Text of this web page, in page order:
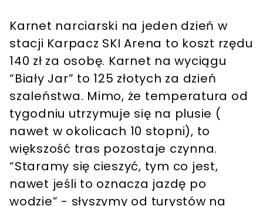
Karnet narciarski na jeden dzień w
stacji Karpacz SKI Arena to koszt rzędu
140 zł za osobę. Karnet na wyciągu
“Biały Jar” to 125 złotych za dzień
szaleństwa. Mimo, że temperatura od
tygodniu utrzymuje się na plusie (
nawet w okolicach 10 stopni), to
większość tras pozostaje czynna.
“Staramy się cieszyć, tym co jest,
nawet jeśli to oznacza jazdę po
wodzie” - słyszymy od turystów na